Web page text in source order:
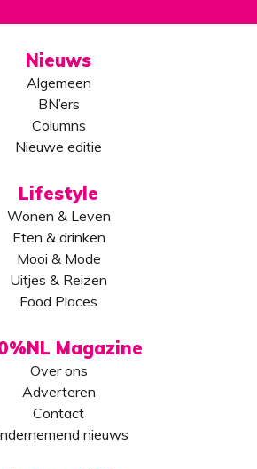
Nieuws
Algemeen
BN’ers
Columns
Nieuwe editie
Lifestyle
Wonen & Leven
Eten & drinken
Mooi & Mode
Uitjes & Reizen
Food Places
Magazine
Over ons
Adverteren
Contact
nieuws